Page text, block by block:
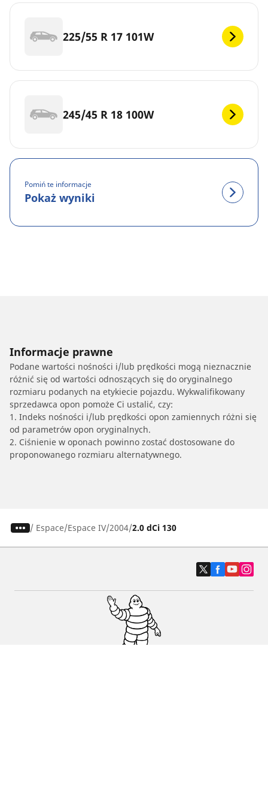
225/55 R 17 101W
245/45 R 18 100W
Pomiń te informacje
Pokaż wyniki
Informacje prawne
Podane wartości nośności i/lub prędkości mogą nieznacznie
różnić się od wartości odnoszących się do oryginalnego
rozmiaru podanych na etykiecie pojazdu. Wykwalifikowany
sprzedawca opon pomoże Ci ustalić, czy:
1. Indeks nośności i/lub prędkości opon zamiennych różni się
od parametrów opon oryginalnych.
2. Ciśnienie w oponach powinno zostać dostosowane do
proponowanego rozmiaru alternatywnego.
/ Espace Espace IV 2004 2.0 dCi 130